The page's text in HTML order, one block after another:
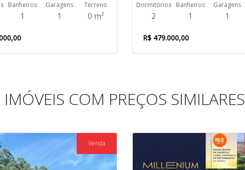
Banheiros
1
Garagens
1
Terreno
0 m²
Dormitórios
2
Banheiros
1
Garagens
1
R$ 479.000,00
IMÓVEIS COM PREÇOS SIMILARES
Venda